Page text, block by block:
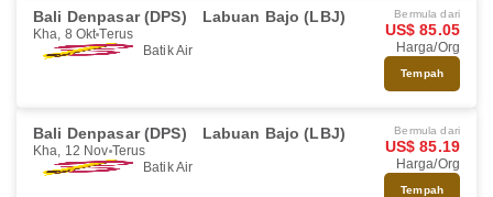
Bali Denpasar (DPS) Labuan Bajo (LBJ)
Kha, 8 Okt Terus
Batik Air
Bermula dari
US$ 85.05
Harga/Org
Tempah
Bali Denpasar (DPS) Labuan Bajo (LBJ)
Kha, 12 Nov Terus
Batik Air
Bermula dari
US$ 85.19
Harga/Org
Tempah